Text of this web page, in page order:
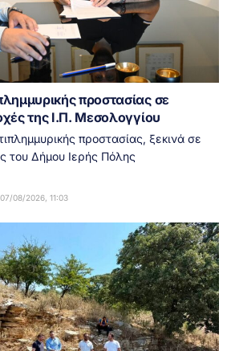
προστασίας σε
της Ι.Π. Μεσολογγίου
προστασίας, ξεκινά σε
του Δήμου Ιερής Πόλης
07/08/2026, 11:03